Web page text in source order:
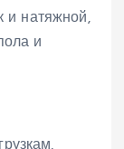
и натяжной,
и